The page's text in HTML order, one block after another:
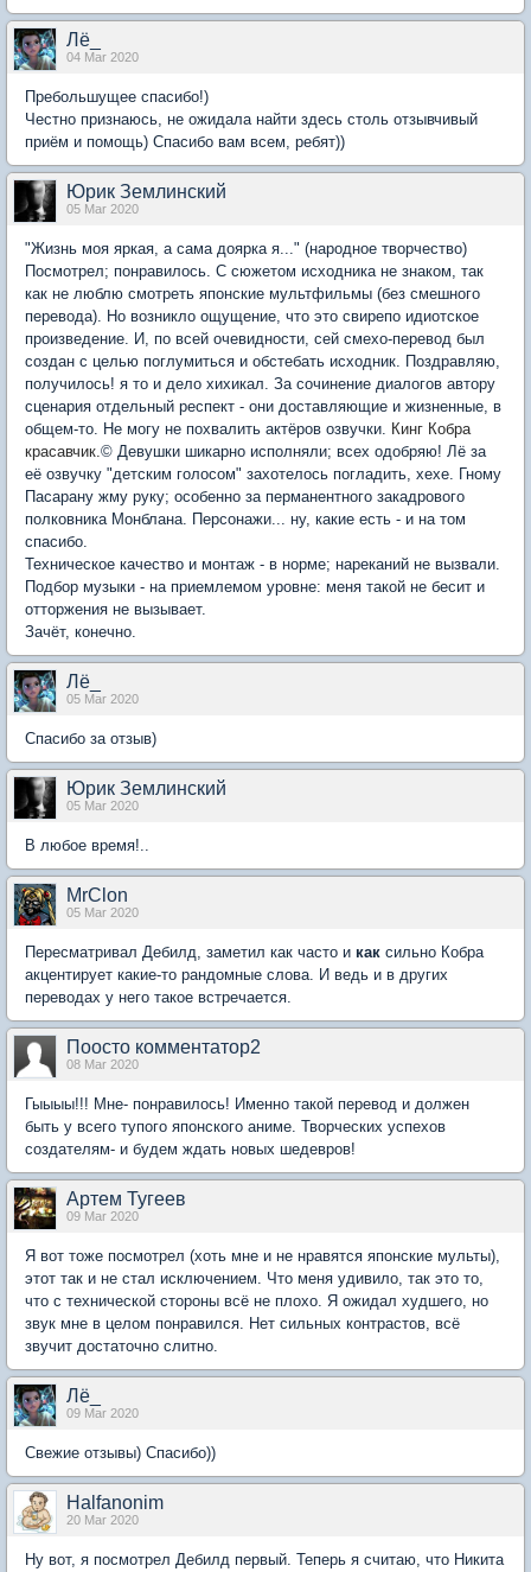
Лё_
04 Mar 2020
Пребольшущее спасибо!)
Честно признаюсь, не ожидала найти здесь столь отзывчивый
приём и помощь) Спасибо вам всем, ребят))
Юрик Землинский
05 Mar 2020
"Жизнь моя яркая, а сама доярка я..." (народное творчество)
Посмотрел; понравилось. С сюжетом исходника не знаком, так
как не люблю смотреть японские мультфильмы (без смешного
перевода). Но возникло ощущение, что это свирепо идиотское
произведение. И, по всей очевидности, сей смехо-перевод был
создан с целью поглумиться и обстебать исходник. Поздравляю,
получилось! я то и дело хихикал. За сочинение диалогов автору
сценария отдельный респект - они доставляющие и жизненные, в
общем-то. Не могу не похвалить актёров озвучки. Кинг Кобра
красавчик.© Девушки шикарно исполняли; всех одобряю! Лё за
её озвучку "детским голосом" захотелось погладить, хехе. Гному
Пасарану жму руку; особенно за перманентного закадрового
полковника Монблана. Персонажи... ну, какие есть - и на том
спасибо.
Техническое качество и монтаж - в норме; нареканий не вызвали.
Подбор музыки - на приемлемом уровне: меня такой не бесит и
отторжения не вызывает.
Зачёт, конечно.
Лё_
05 Mar 2020
Спасибо за отзыв)
Юрик Землинский
05 Mar 2020
В любое время!..
MrClon
05 Mar 2020
Пересматривал Дебилд, заметил как часто и как сильно Кобра
акцентирует какие-то рандомные слова. И ведь и в других
переводах у него такое встречается.
Поосто комментатор2
08 Mar 2020
Гыыыы!!! Мне- понравилось! Именно такой перевод и должен
быть у всего тупого японского аниме. Творческих успехов
создателям- и будем ждать новых шедевров!
Артем Тугеев
09 Mar 2020
Я вот тоже посмотрел (хоть мне и не нравятся японские мульты),
этот так и не стал исключением. Что меня удивило, так это то,
что с технической стороны всё не плохо. Я ожидал худшего, но
звук мне в целом понравился. Нет сильных контрастов, всё
звучит достаточно слитно.
Лё_
09 Mar 2020
Свежие отзывы) Спасибо))
Halfanonim
20 Mar 2020
Ну вот, я посмотрел Дебилд первый. Теперь я считаю, что Никита